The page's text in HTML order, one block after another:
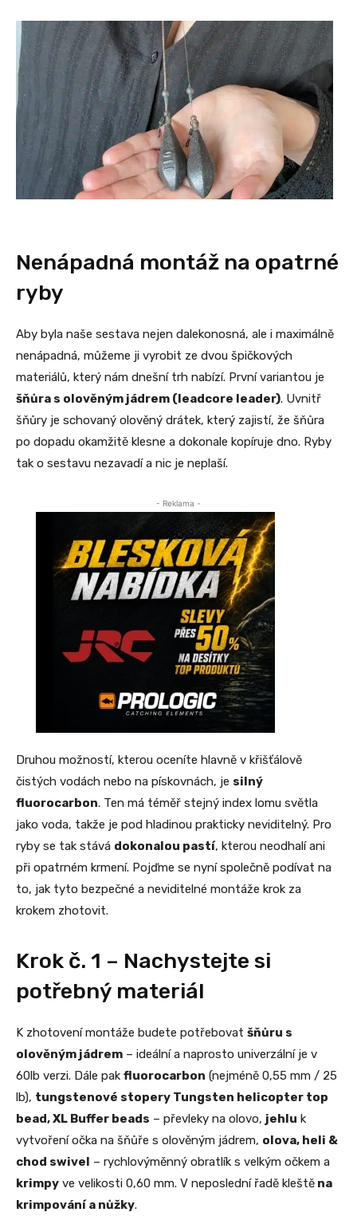
Nenápadná montáž na opatrné
ryby
Aby byla naše sestava nejen dalekonosná, ale i maximálně
nenápadná, můžeme ji vyrobit ze dvou špičkových
materiálů, který nám dnešní trh nabízí. První variantou je
šňůra s olověným jádrem (leadcore leader). Uvnitř
šňůry je schovaný olověný drátek, který zajistí, že šňůra
po dopadu okamžitě klesne a dokonale kopíruje dno. Ryby
tak o sestavu nezavadí a nic je neplaší.
- Reklama -
Druhou možností, kterou oceníte hlavně v křišťálově
čistých vodách nebo na pískovnách, je silný
fluorocarbon. Ten má téměř stejný index lomu světla
jako voda, takže je pod hladinou prakticky neviditelný. Pro
ryby se tak stává dokonalou pastí, kterou neodhalí ani
při opatrném krmení. Pojďme se nyní společně podívat na
to, jak tyto bezpečné a neviditelné montáže krok za
krokem zhotovit.
Krok č. 1 – Nachystejte si
potřebný materiál
K zhotovení montáže budete potřebovat šňůru s
olověným jádrem – ideální a naprosto univerzální je v
60lb verzi. Dále pak fluorocarbon (nejméně 0,55 mm / 25
lb), tungstenové stopery Tungsten helicopter top
bead, XL Buffer beads – převleky na olovo, jehlu k
vytvoření očka na šňůře s olověným jádrem, olova, heli &
chod swivel
– rychlovýměnný obratlík s velkým očkem a
krimpy ve velikosti 0,60 mm. V neposlední řadě kleště na
krimpování a nůžky.